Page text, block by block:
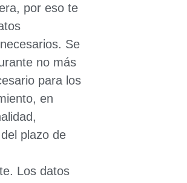
por eso te
Se
no más
para los
en
plazo de
Los datos